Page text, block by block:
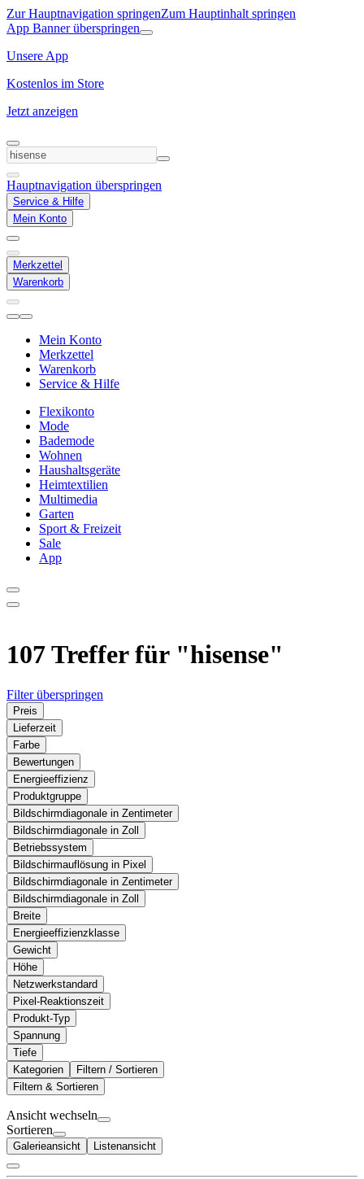
Zur Hauptnavigation springenZum Hauptinhalt springen
App Banner überspringen
Unsere App
Kostenlos im Store
Jetzt anzeigen
Hauptnavigation überspringen
Service & Hilfe
Mein Konto
Merkzettel
Warenkorb
Mein Konto
Merkzettel
Warenkorb
Service & Hilfe
Flexikonto
Mode
Bademode
Wohnen
Haushaltsgeräte
Heimtextilien
Multimedia
Garten
Sport & Freizeit
Sale
App
107 Treffer für "hisense"
Filter überspringen
Preis
Lieferzeit
Farbe
Bewertungen
Energieeffizienz
Produktgruppe
Bildschirmdiagonale in Zentimeter
Bildschirmdiagonale in Zoll
Betriebssystem
Bildschirmauflösung in Pixel
Bildschirmdiagonale in Zentimeter
Bildschirmdiagonale in Zoll
Breite
Energieeffizienzklasse
Gewicht
Höhe
Netzwerkstandard
Pixel-Reaktionszeit
Produkt-Typ
Spannung
Tiefe
Kategorien
Filtern / Sortieren
Filtern & Sortieren
Ansicht wechseln
Sortieren
Galerieansicht Listenansicht